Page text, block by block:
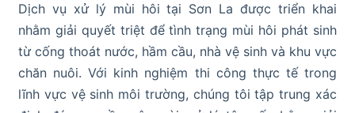
Dịch vụ xử lý mùi hôi tại Sơn La được triển khai
nhằm giải quyết triệt để tình trạng mùi hôi phát sinh
từ cống thoát nước, hầm cầu, nhà vệ sinh và khu vực
chăn nuôi. Với kinh nghiệm thi công thực tế trong
lĩnh vực vệ sinh môi trường, chúng tôi tập trung xác